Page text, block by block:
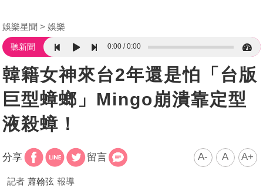
娛樂星聞 娛樂
聽新聞 0:00 0:00
韓籍女神來台2年還是怕「台版
巨型蟑螂」Mingo崩潰靠定型
液殺蟑！
分享 留言 A- A A+
記者 蕭翰弦 報導